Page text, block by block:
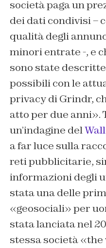
società paga un
dei dati condivisi –
qualità degli
minori entrate -, e
sono state
possibili con le
privacy di Grindr,
atto per due anni».
un’indagine del
a far luce sulla
reti pubblicitarie,
informazioni degli
stata una delle
«geosociali» per
stata lanciata nel
stessa società «the